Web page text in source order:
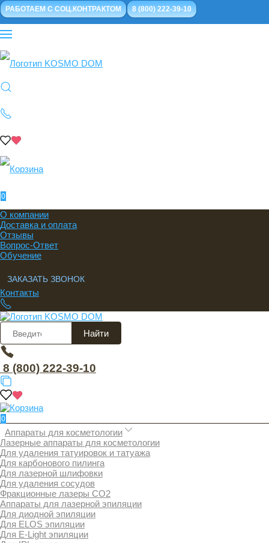
РАБОТАЕМ С СОЦ.КОНТРАКТОМ 8 (800) 222-39-10
0
О компании
Доставка и оплата
Отзывы
Вопрос-Ответ
Обучение
ЗАКАЗАТЬ ЗВОНОК
Контакты
Найти
8 (800) 222-39-10
0
Аппараты для косметологии
Лазерные аппараты для косметологии
Для удаления татуировок и татуажа
Для карбонового пилинга
Для лазерной шлифовки
Для удаления сосудов
Фракционные лазеры СО2
Аппараты для лазерной эпиляции
Для диодной эпиляции
Для ELOS эпиляции
Для E-Light эпиляции